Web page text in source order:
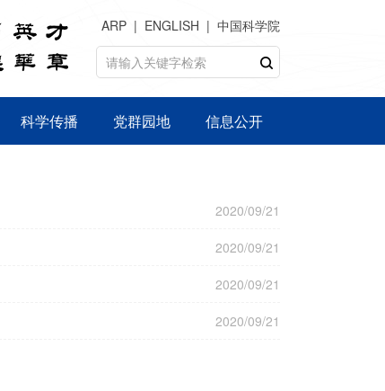
ARP ENGLISH 中国科学院
科学传播 党群园地 信息公开
2020/09/21
2020/09/21
2020/09/21
2020/09/21